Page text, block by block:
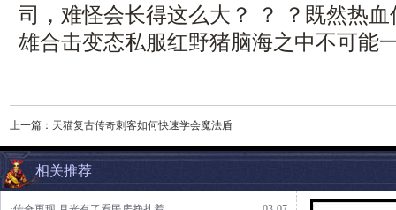
司，难怪会长得这么大？ ？ ？既然热
雄合击变态私服红野猪脑海之中不可能
上一篇： 天猫复古传奇刺客如何快速学会魔法盾
相关推荐